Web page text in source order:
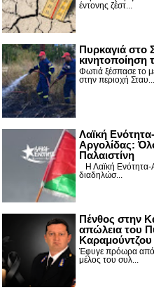
έντονης ζέστ...
Πυρκαγιά στο
κινητοποίηση
Φωτιά ξέσπασε το
στην περιοχή Σταυ...
Λαϊκή
Αργολίδας:
Παλαιστίνη
Η Λαϊκή Ενότητα-
διαδηλώσ...
Πένθος στην
απώλεια του
Καραμούντζου
Έφυγε πρόωρα από
μέλος του συλ...